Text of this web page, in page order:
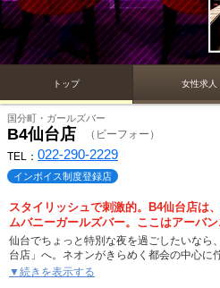
トップ 女性求人
国分町・ガールズバー
B4仙台店
（ビーフォー）
TEL： 022-290-2229
インボイス制度登録店
スタイリッシュで刺激的。B4仙台店は
ムバニーガールズバー。ここはアーバン
仙台でちょっと特別な夜を過ごしたいなら
台店」へ。ネオンがきらめく都会の中心に
ンのようなモダンで洗練された空間が魅力
▼続きを表示する